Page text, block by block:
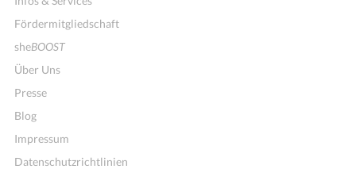
Fördermitgliedschaft
sheBOOST
Über Uns
Presse
Blog
Impressum
Datenschutzrichtlinien